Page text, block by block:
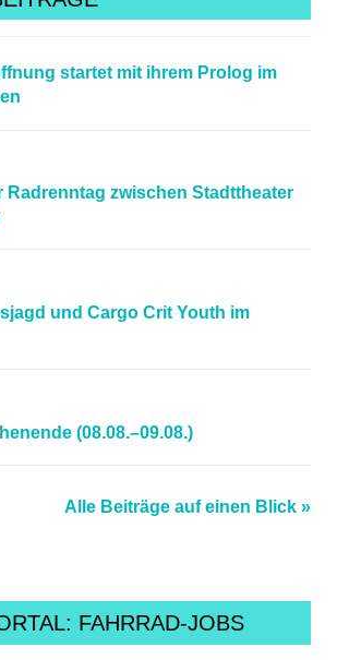
startet mit ihrem Prolog im
Radrenntag zwischen Stadttheater
und Cargo Crit Youth im
(08.08.–09.08.)
Alle Beiträge auf einen Blick »
FAHRRAD-JOBS